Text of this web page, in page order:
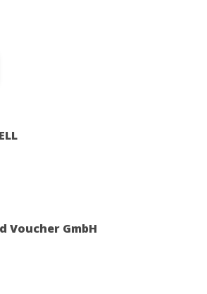
Voucher GmbH